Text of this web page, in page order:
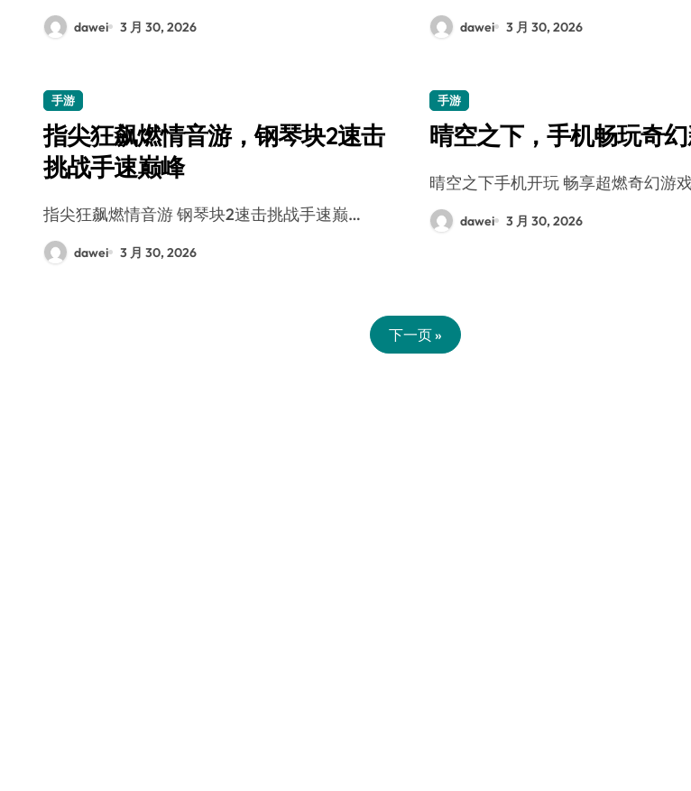
dawei 3 月 30, 2026 dawei 3 月 30, 2026
手游
指尖狂飙燃情音游，钢琴块2速击
挑战手速巅峰
指尖狂飙燃情音游 钢琴块2速击挑战手速巅…
dawei 3 月 30, 2026
手游
晴空之下，手机畅玩奇
晴空之下手机开玩 畅享超燃奇幻游
dawei 3 月 30, 2026
下一页 »